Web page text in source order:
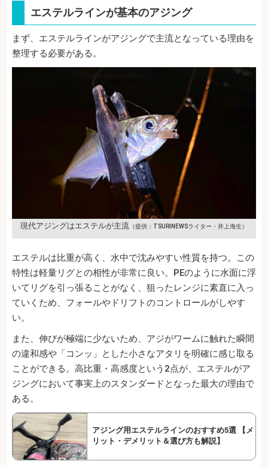
エステルラインが基本のアジング
まず、エステルラインがアジングで主流となっている理由を
整理する必要がある。
現代アジングはエステルが主流 （提供：TSURINEWSライター・井上海生）
エステルは比重が高く、水中で沈みやすい性質を持つ。この
特性は軽量リグとの相性が非常に良い。PEのように水面に浮
いてリグを引っ張ることがなく、狙ったレンジに素直に入っ
ていくため、フォールやドリフトのコントロールがしやす
い。
また、伸びが極端に少ないため、アジがワームに触れた瞬間
の違和感や「コンッ」とした小さなアタリを明確に感じ取る
ことができる。高比重・高感度という2点が、エステルがア
ジングにおいて事実上のスタンダードとなった最大の理由で
ある。
アジング用エステルラインのおすすめ5選 【メ
リット・デメリット＆選び方も解説】